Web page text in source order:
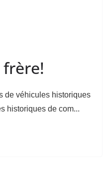
de véhicules historiques
historiques de com...